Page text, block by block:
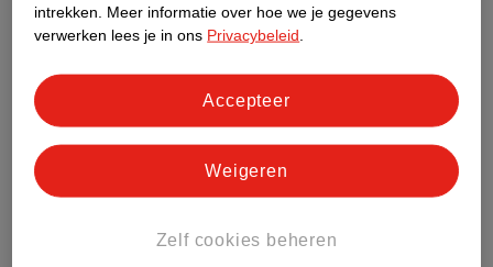
Kruidvat.nl ophaalpunt
Laat je bestelling snel en gemakkelijk bezorgen in de
Kruidvat is een gecertificeerd drogist. Dit betekent dat je
intrekken.
Meer informatie over hoe we je gegevens
verwerken lees je in ons Privacybeleid
Zelf cookies beheren
Weigeren
Accepteer